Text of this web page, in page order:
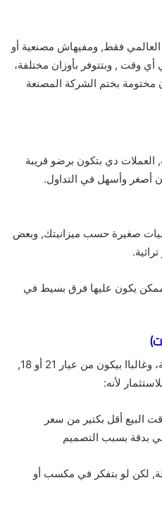
فقط, ومفيهاش مصنعية أو
وقت , وبتتوفر بأوزان مختلفة،
1 كيلو، وبتكون مختومة بختم الشركة المصنعة
العملات دي بتكون برضو قريبة
أصغر وأسهل في التداول.
صغيرة حسب ميزانيتك, وبعض
يكون عليها فرق بسيط في
ده النوع اللي بنستخدمه في الزينة، وغالباا بيكون من عيار 21 أو 18,
لأنه:
البيع أقل بكتير من سعر
بدقة بسبب التصميم
لكن لو بتفكر في مكسب أو